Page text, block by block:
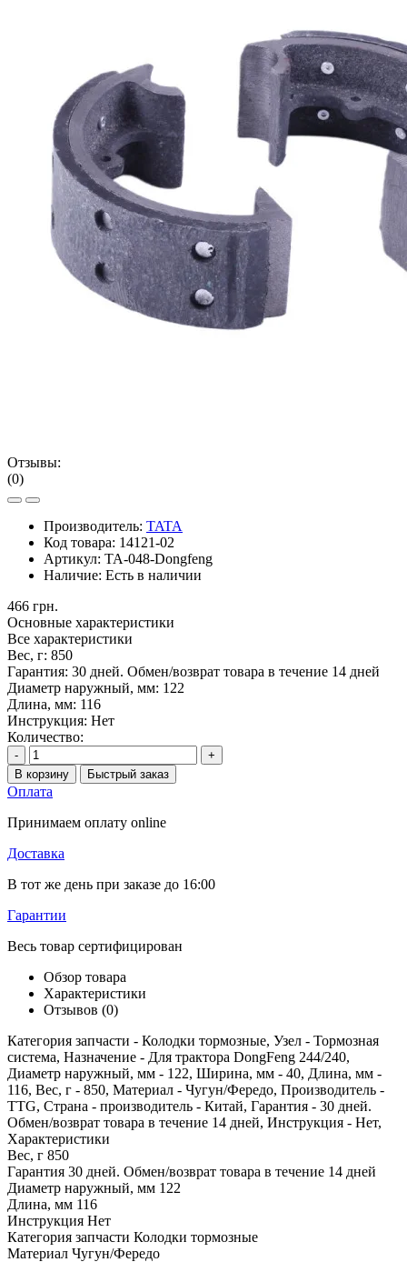
Отзывы:
(0)
Производитель: TATA
Код товара: 14121-02
Артикул: TA-048-Dongfeng
Наличие: Есть в наличии
466 грн.
Основные характеристики
Все характеристики
Вес, г: 850
Гарантия: 30 дней. Обмен/возврат товара в течение 14 дней
Диаметр наружный, мм: 122
Длина, мм: 116
Инструкция: Нет
Количество:
-
+
В корзину
Быстрый заказ
Оплата
Принимаем оплату online
Доставка
В тот же день при заказе до 16:00
Гарантии
Весь товар сертифицирован
Обзор товара
Характеристики
Отзывов (0)
Категория запчасти - Колодки тормозные, Узел - Тормозная
система, Назначение - Для трактора DongFeng 244/240,
Диаметр наружный, мм - 122, Ширина, мм - 40, Длина, мм -
116, Вес, г - 850, Материал - Чугун/Фередо, Производитель -
TTG, Страна - производитель - Китай, Гарантия - 30 дней.
Обмен/возврат товара в течение 14 дней, Инструкция - Нет,
Характеристики
Вес, г 850
Гарантия 30 дней. Обмен/возврат товара в течение 14 дней
Диаметр наружный, мм 122
Длина, мм 116
Инструкция Нет
Категория запчасти Колодки тормозные
Материал Чугун/Фередо